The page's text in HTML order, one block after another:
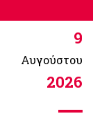
9
Αυγούστου
2026